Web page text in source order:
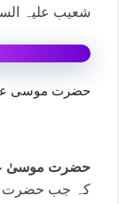
شعیب علیہ
حضرت موسی
حضرت موسیٰ
کہ جب حضرت